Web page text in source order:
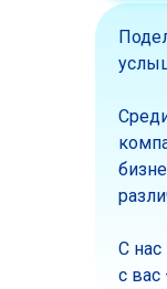
С нас
с вас